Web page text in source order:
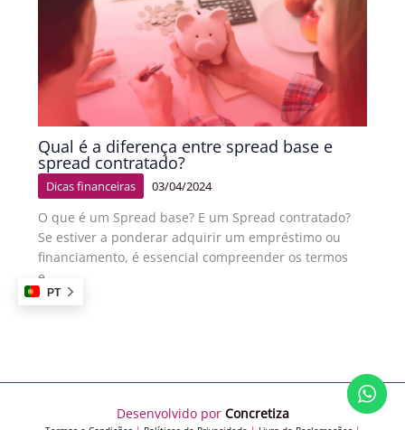
Qual é a diferença entre spread base e
spread contratado?
Dicas financeiras 03/04/2024
O que é um Spread base? E um Spread contratado?
Se estiver a ponderar adquirir um empréstimo ou
financiamento, é essencial compreender os termos
e…
Desenvolvido por Concretiza
PT